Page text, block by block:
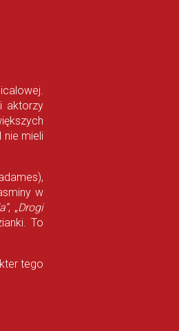
aktorzy
nie mieli
w
, „Drogi
To
tego